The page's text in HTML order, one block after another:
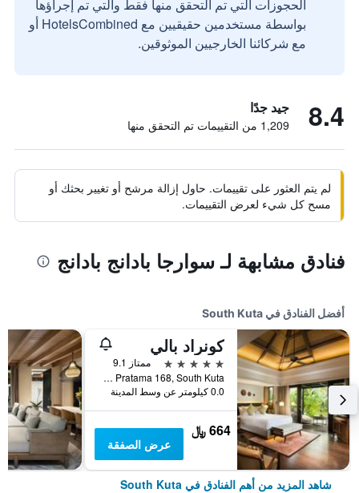
الحجوزات التي تم التحقق منها فقط والتي تم إجراؤها
بواسطة مستخدمين حقيقيين مع HotelsCombined أو
مع شركائنا الخارجيين الموثوقين.
8.4 جيد جدًا
1,209 من التقييمات تم التحقق منها
لم يتم العثور على تقييمات. حاول إزالة مرشح أو تغيير بحثك أو
مسح كل شيء لعرض التقييمات.
فنادق مشابهة لـ سوارجا بادانج بادانج
أفضل الفنادق في South Kuta
كونراد بالي
5 نجوم
ممتاز 9.1
Jalan Pratama 168, South Kuta, إندونيسيا
0.0 كيلومتر عن وسط المدينة
664 ﷼
عرض الصفقة
شاهد المزيد من أهم الفنادق في South Kuta